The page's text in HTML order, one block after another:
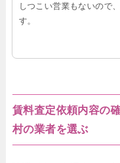
しつこい営業もないので
す。
賃料査定依頼内容の
村の業者を選ぶ